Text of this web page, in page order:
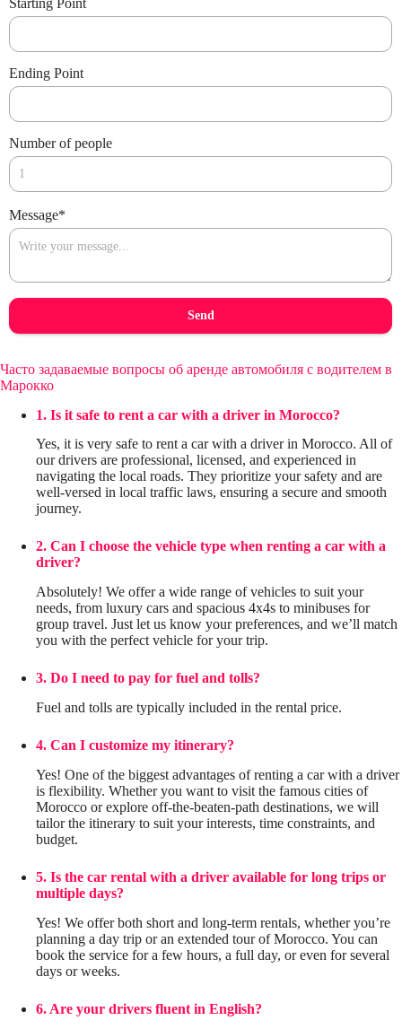
Ending Point
Number of people
Message*
Send
Часто задаваемые вопросы об аренде автомобиля с водителем в
Марокко
1. Is it safe to rent a car with a driver in Morocco?
Yes, it is very safe to rent a car with a driver in Morocco. All of
our drivers are professional, licensed, and experienced in
navigating the local roads. They prioritize your safety and are
well-versed in local traffic laws, ensuring a secure and smooth
journey.
2. Can I choose the vehicle type when renting a car with a
driver?
Absolutely! We offer a wide range of vehicles to suit your
needs, from luxury cars and spacious 4x4s to minibuses for
group travel. Just let us know your preferences, and we’ll match
you with the perfect vehicle for your trip.
3. Do I need to pay for fuel and tolls?
Fuel and tolls are typically included in the rental price.
4. Can I customize my itinerary?
Yes! One of the biggest advantages of renting a car with a driver
is flexibility. Whether you want to visit the famous cities of
Morocco or explore off-the-beaten-path destinations, we will
tailor the itinerary to suit your interests, time constraints, and
budget.
5. Is the car rental with a driver available for long trips or
multiple days?
Yes! We offer both short and long-term rentals, whether you’re
planning a day trip or an extended tour of Morocco. You can
book the service for a few hours, a full day, or even for several
days or weeks.
6. Are your drivers fluent in English?